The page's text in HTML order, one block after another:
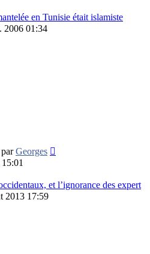
en Tunisie était islamiste
2006 01:34
parGeorges
et l’ignorance des expert
2013 17:59